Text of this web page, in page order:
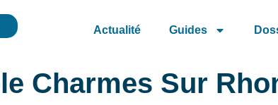
Actualité Guides
Charmes Sur